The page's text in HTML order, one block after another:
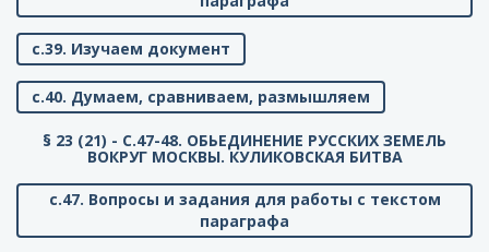
с.39. Изучаем документ
с.40. Думаем, сравниваем, размышляем
§ 23 (21) - C.47-48. ОБЬЕДИНЕНИЕ РУССКИХ ЗЕМЕЛЬ
ВОКРУГ МОСКВЫ. КУЛИКОВСКАЯ БИТВА
с.47. Вопросы и задания для работы с текстом
параграфа